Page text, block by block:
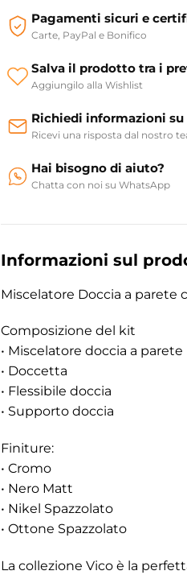
Pagamenti sicuri e
Carte, PayPal e Bonifico
Salva il prodotto tra i
Aggiungilo alla Wishlist
Richiedi informazioni
Ricevi una risposta dal nostro
Hai bisogno di aiuto?
Chatta con noi su WhatsApp
Informazioni sul
Miscelatore Doccia a parete
Composizione del kit
• Miscelatore doccia a parete
• Doccetta
• Flessibile doccia
• Supporto doccia
Finiture:
• Cromo
• Nero Matt
• Nikel Spazzolato
• Ottone Spazzolato
La collezione Vico è la